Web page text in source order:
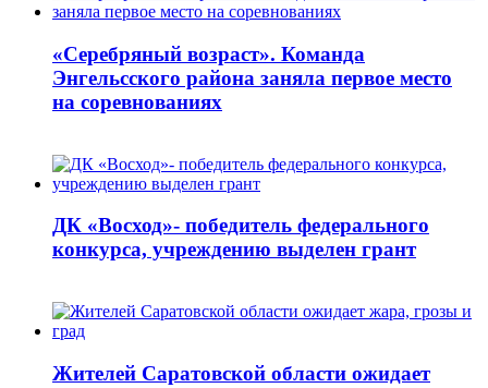
«Серебряный возраст». Команда
Энгельсского района заняла первое место
на соревнованиях
ДК «Восход»- победитель федерального
конкурса, учреждению выделен грант
Жителей Саратовской области ожидает